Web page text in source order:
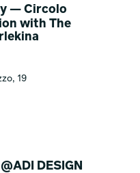
— Circolo
with The
19
DESIGN